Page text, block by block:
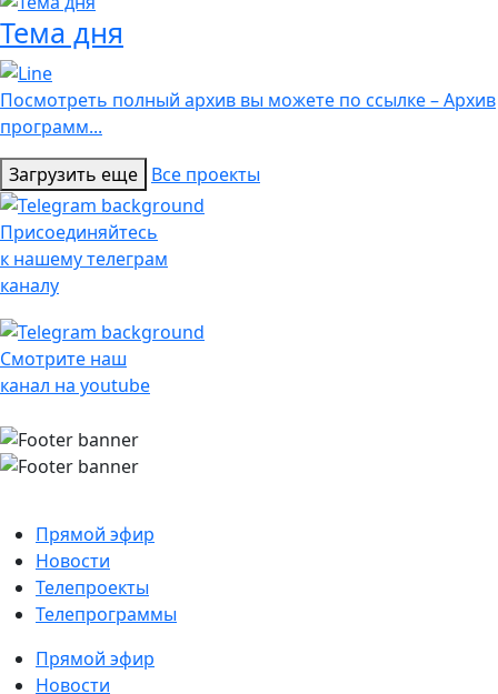
Тема дня
Посмотреть полный архив вы можете по ссылке – Архив
программ...
Загрузить еще Все проекты
Присоединяйтесь
к нашему телеграм
каналу
Смотрите наш
канал на youtube
Прямой эфир
Новости
Телепроекты
Телепрограммы
Прямой эфир
Новости